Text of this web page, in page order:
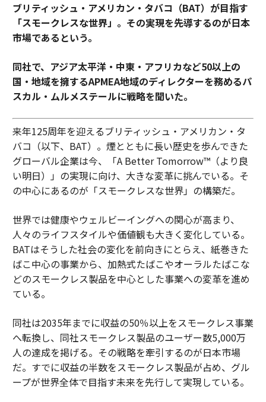
ブリティッシュ・アメリカン・タバコ（BAT）が目指す
「スモークレスな世界」。その実現を先導するのが日本
市場であるという。
同社で、アジア太平洋・中東・アフリカなど50以上の
国・地域を擁するAPMEA地域のディレクターを務めるパ
スカル・ムルメステールに戦略を聞いた。
来年125周年を迎えるブリティッシュ・アメリカン・タ
バコ（以下、BAT）。煙とともに長い歴史を歩んできた
グローバル企業は今、「A Better Tomorrow™（より良
い明日）」の実現に向け、大きな変革に挑んでいる。そ
の中心にあるのが「スモークレスな世界」の構築だ。
世界では健康やウェルビーイングへの関心が高まり、
人々のライフスタイルや価値観も大きく変化している。
BATはそうした社会の変化を前向きにとらえ、紙巻きた
ばこ中心の事業から、加熱式たばこやオーラルたばこな
どのスモークレス製品を中心とした事業への変革を進め
ている。
同社は2035年までに収益の50％以上をスモークレス事業
へ転換し、同社スモークレス製品のユーザー数5,000万
人の達成を掲げる。その戦略を牽引するのが日本市場
だ。すでに収益の半数をスモークレス製品が占め、グル
ープが世界全体で目指す未来を先行して実現している。